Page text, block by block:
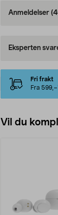
Anmeldelser
Eksperten
Fri frakt
Fra
Vil du